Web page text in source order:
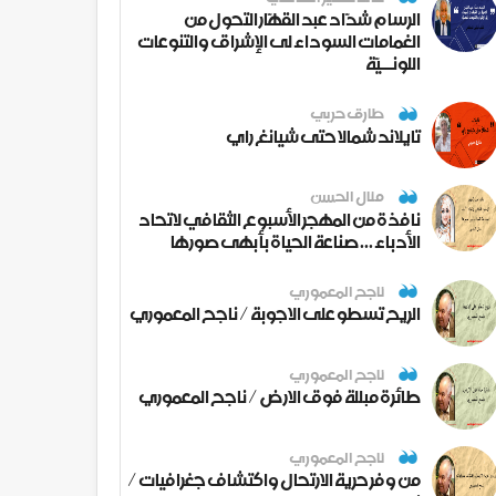
الرسام شدّاد عبد القهّار التحول من
الغمامات السوداء لى الإشراق والتنوعات
اللونــيّة
طارق حربي
تايلاند شمالا حتى شيانغ راي
منال الحسن
نافذة من المهجر الأسبوع الثقافي لاتحاد
الأدباء ... صناعة الحياة بأبهى صورها
ناجح المعموري
الريح تسطو على الاجوبة / ناجح المعموري
ناجح المعموري
طائرة مبللة فوق الارض / ناجح المعموري
ناجح المعموري
من وفر حرية الارتحال واكتشاف جغرافيات /